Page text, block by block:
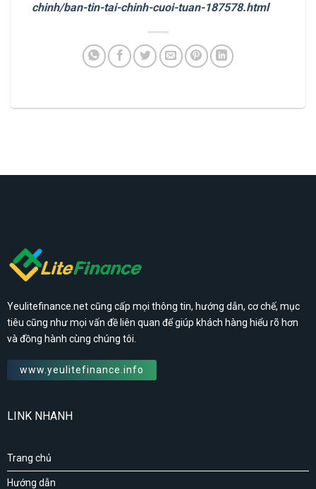
chinh/ban-tin-tai-chinh-cuoi-tuan-187578.html
Yeulitefinance.net cũng cấp mọi thông tin, hướng dẫn, cơ chế, mục
tiêu cũng như mọi vấn đề liên quan để giúp khách hàng hiểu rõ hơn
và đồng hành cùng chúng tôi.
www.yeulitefinance.info
LINK NHANH
Trang chủ
Hướng dẫn